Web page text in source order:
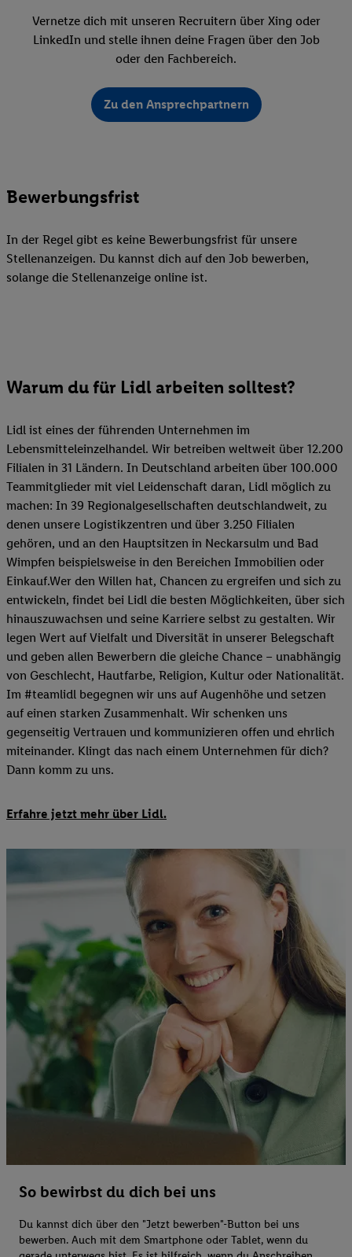
Vernetze dich mit unseren Recruitern über Xing oder
LinkedIn und stelle ihnen deine Fragen über den Job
oder den Fachbereich.
Zu den Ansprechpartnern
Bewerbungsfrist
In der Regel gibt es keine Bewerbungsfrist für unsere
Stellenanzeigen. Du kannst dich auf den Job bewerben,
solange die Stellenanzeige online ist.
Warum du für Lidl arbeiten solltest?
Lidl ist eines der führenden Unternehmen im
Lebensmitteleinzelhandel. Wir betreiben weltweit über 12.200
Filialen in 31 Ländern. In Deutschland arbeiten über 100.000
Teammitglieder mit viel Leidenschaft daran, Lidl möglich zu
machen: In 39 Regionalgesellschaften deutschlandweit, zu
denen unsere Logistikzentren und über 3.250 Filialen
gehören, und an den Hauptsitzen in Neckarsulm und Bad
Wimpfen beispielsweise in den Bereichen Immobilien oder
Einkauf.Wer den Willen hat, Chancen zu ergreifen und sich zu
entwickeln, findet bei Lidl die besten Möglichkeiten, über sich
hinauszuwachsen und seine Karriere selbst zu gestalten. Wir
legen Wert auf Vielfalt und Diversität in unserer Belegschaft
und geben allen Bewerbern die gleiche Chance – unabhängig
von Geschlecht, Hautfarbe, Religion, Kultur oder Nationalität.
Im #teamlidl begegnen wir uns auf Augenhöhe und setzen
auf einen starken Zusammenhalt. Wir schenken uns
gegenseitig Vertrauen und kommunizieren offen und ehrlich
miteinander. Klingt das nach einem Unternehmen für dich?
Dann komm zu uns.​
Erfahre jetzt mehr über Lidl.
So bewirbst du dich bei uns
Du kannst dich über den "Jetzt bewerben"-Button bei uns
bewerben. Auch mit dem Smartphone oder Tablet, wenn du